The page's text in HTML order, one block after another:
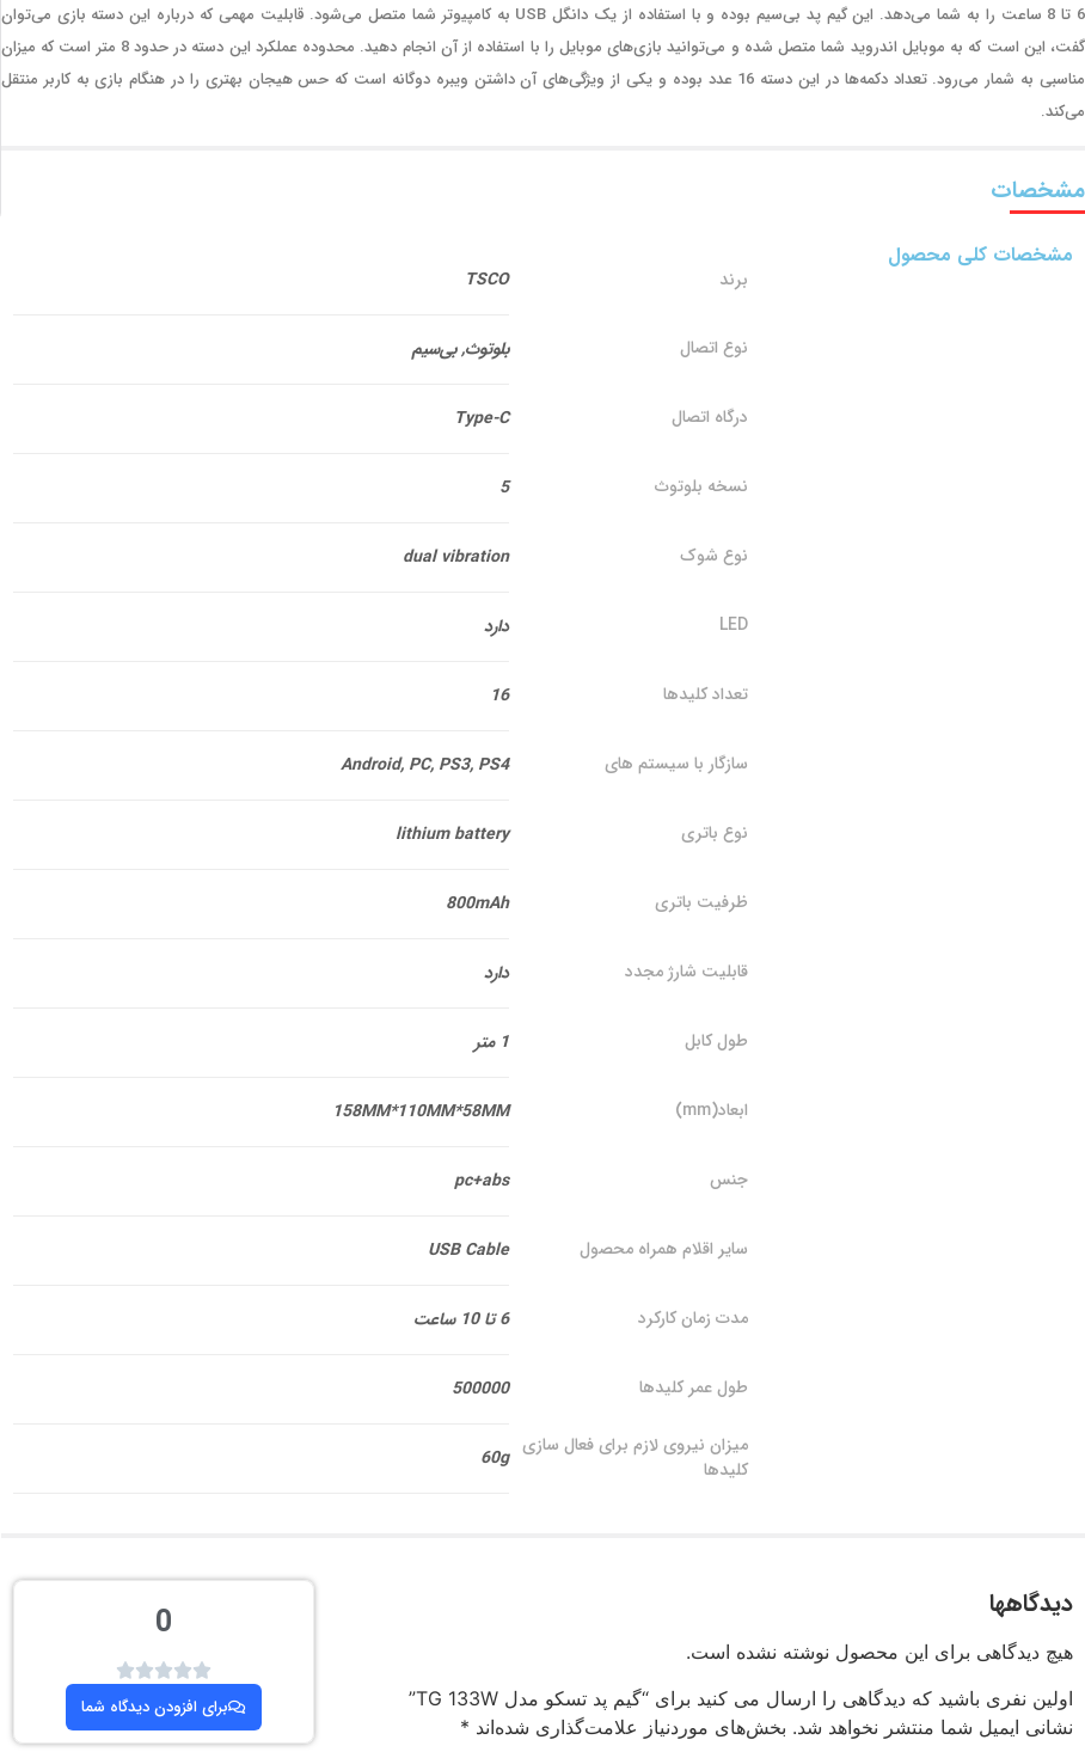
6 تا 8 ساعت را به شما می‌دهد. این گیم پد بی‌سیم بوده و با استفاده از یک دانگل USB به کامپیوتر شما متصل می‌شود. قابلیت مهمی که درباره این دسته بازی می‌توان
گفت، این است که به موبایل اندروید شما متصل شده و می‌توانید بازی‌های موبایل را با استفاده از آن انجام دهید. محدوده عملکرد این دسته در حدود 8 متر است که میزان
مناسبی به شمار می‌رود. تعداد دکمه‌ها در این دسته 16 عدد بوده و یکی از ویژگی‌های آن داشتن ویبره دوگانه است که حس هیجان بهتری را در هنگام بازی به کاربر منتقل
می‌کند.
مشخصات
مشخصات کلی محصول
برند TSCO
نوع اتصال بلوتوث, بی‌سیم
درگاه اتصال Type-C
نسخه بلوتوث 5
نوع شوک dual vibration
LED دارد
تعداد کلیدها 16
سازگار با سیستم های Android, PC, PS3, PS4
نوع باتری lithium battery
ظرفیت باتری 800mAh
قابلیت شارژ مجدد دارد
طول کابل 1 متر
ابعاد(mm) 158MM*110MM*58MM
جنس pc+abs
سایر اقلام همراه محصول USB Cable
مدت زمان کارکرد 6 تا 10 ساعت
طول عمر کلیدها 500000
میزان نیروی لازم برای فعال سازی
کلیدها
60g
دیدگاهها
هیچ دیدگاهی برای این محصول نوشته نشده است.
اولین نفری باشید که دیدگاهی را ارسال می کنید برای “گیم پد تسکو مدل TG 133W”
نشانی ایمیل شما منتشر نخواهد شد. بخش‌های موردنیاز علامت‌گذاری شده‌اند *
0
برای افزودن دیدگاه شما